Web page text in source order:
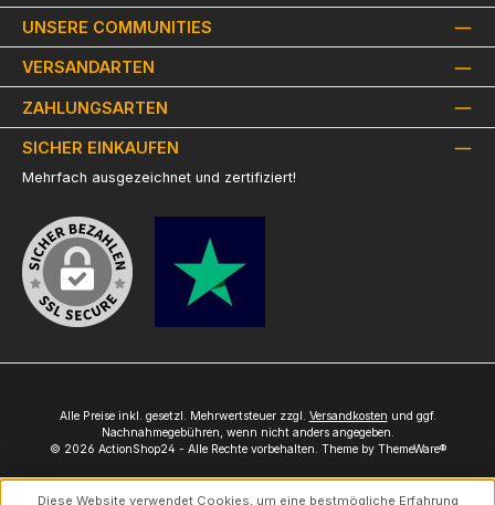
UNSERE COMMUNITIES
VERSANDARTEN
ZAHLUNGSARTEN
SICHER EINKAUFEN
Mehrfach ausgezeichnet und zertifiziert!
Alle Preise inkl. gesetzl. Mehrwertsteuer zzgl. Versandkosten und ggf.
Nachnahmegebühren, wenn nicht anders angegeben.
© 2026 ActionShop24 - Alle Rechte vorbehalten. Theme by ThemeWare®
Diese Website verwendet Cookies, um eine bestmögliche Erfahrung